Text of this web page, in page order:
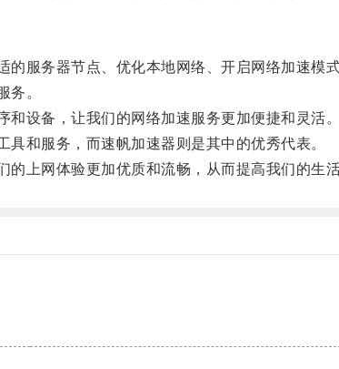
服务器节点、优化本地网络、开启网络加速模式
。
设备，让我们的网络加速服务更加便捷和灵活。
和服务，而速帆加速器则是其中的优秀代表。
网体验更加优质和流畅，从而提高我们的生活